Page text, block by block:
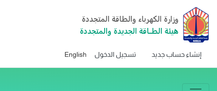
إنشاء حساب جديد تسجيل الدخول English